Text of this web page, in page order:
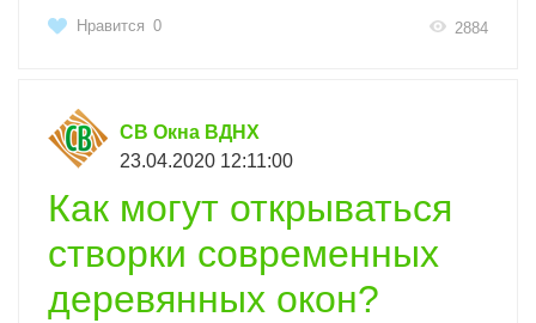
Нравится 0 2884
СВ Окна ВДНХ
23.04.2020 12:11:00
Как могут открываться
створки современных
деревянных окон?